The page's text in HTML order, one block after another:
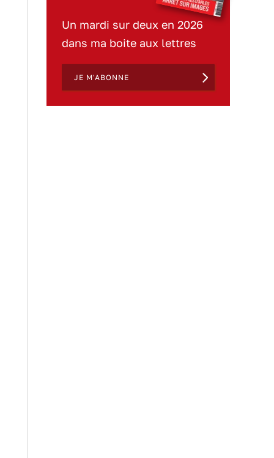
Un mardi sur deux en 2026
dans ma boite aux lettres
JE M'ABONNE